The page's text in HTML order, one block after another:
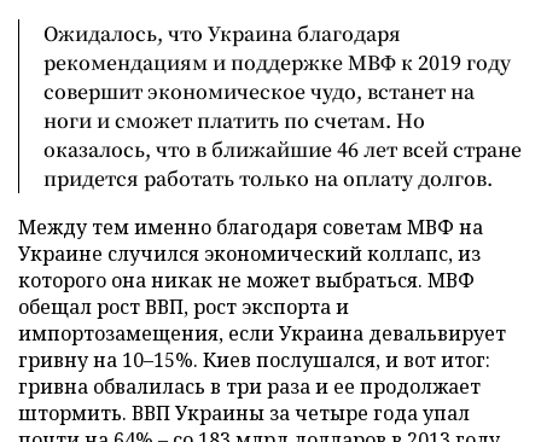
Ожидалось, что Украина благодаря
рекомендациям и поддержке МВФ к 2019 году
совершит экономическое чудо, встанет на
ноги и сможет платить по счетам. Но
оказалось, что в ближайшие 46 лет всей стране
придется работать только на оплату долгов.
Между тем именно благодаря советам МВФ на
Украине случился экономический коллапс, из
которого она никак не может выбраться. МВФ
обещал рост ВВП, рост экспорта и
импортозамещения, если Украина девальвирует
гривну на 10–15%. Киев послушался, и вот итог:
гривна обвалилась в три раза и ее продолжает
штормить. ВВП Украины за четыре года упал